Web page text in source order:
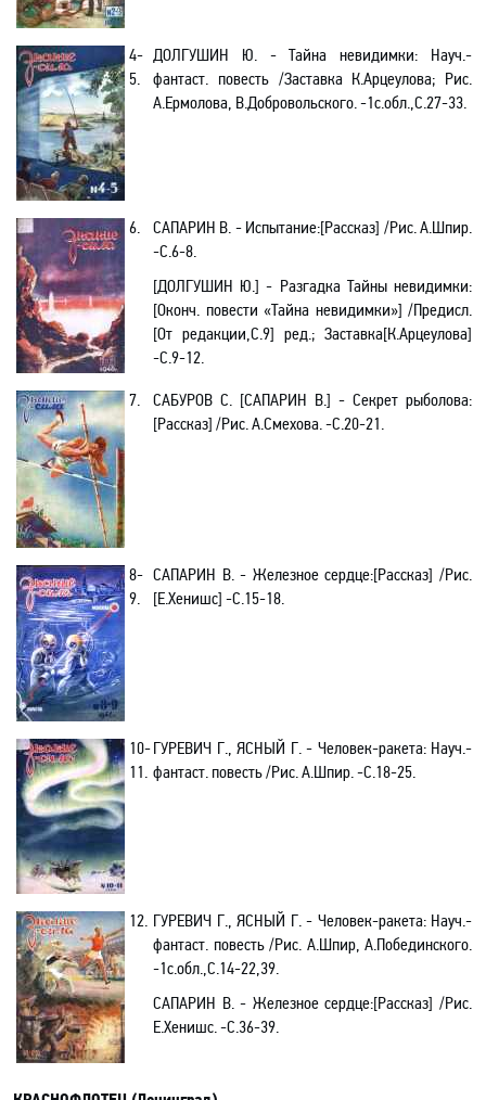
4-
5.
ДОЛГУШИН Ю. - Тайна невидимки: Науч.-
фантаст. повесть /Заставка К.Арцеулова; Рис.
А.Ермолова, В.Добровольского. -1с.обл.,С.27-33.
6.
САПАРИН В. - Испытание:[Рассказ] /Рис. А.Шпир.
-С.6-8.
[ДОЛГУШИН Ю.] - Разгадка Тайны невидимки:
[Оконч. повести «Тайна невидимки»] /Предисл.
[От редакции,С.9] ред.; Заставка[К.Арцеулова]
-С.9-12.
7.
САБУРОВ С. [САПАРИН В.] - Секрет рыболова:
[Рассказ] /Рис. А.Смехова. -С.20-21.
8-
9.
САПАРИН В. - Железное сердце:[Рассказ] /Рис.
[Е.Хенишс] -С.15-18.
10-
11.
ГУРЕВИЧ Г., ЯСНЫЙ Г. - Человек-ракета: Науч.-
фантаст. повесть /Рис. А.Шпир. -С.18-25.
12. ГУРЕВИЧ Г., ЯСНЫЙ Г. - Человек-ракета: Науч.-
фантаст. повесть /Рис. А.Шпир, А.Побединского.
-1с.обл.,С.14-22,39.
САПАРИН В. - Железное сердце:[Рассказ] /Рис.
Е.Хенишс. -С.36-39.